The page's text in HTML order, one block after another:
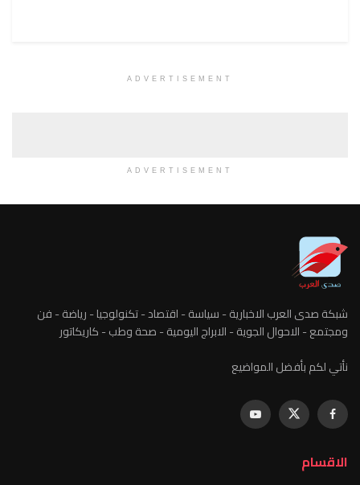
ADVERTISEMENT
ADVERTISEMENT
شبكة صدى العرب الاخبارية - سياسة - اقتصاد - تكنولوجيا - رياضة - فن
ومجتمع - الاحوال الجوية - الابراج اليومية - صحة وطب - كاريكاتور
نأتي لكم بأفضل المواضيع
الاقسام